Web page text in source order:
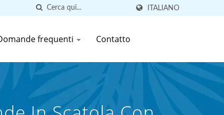
ITALIANO
frequenti Contatto